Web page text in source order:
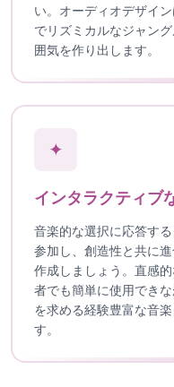
い。オーディオデザイ
でリズミカルなジャン
囲気を作り出します。
✦
インタラクティブ
音楽的な選択に応答す
参加し、創造性と共に
作成しましょう。直感
者でも簡単に使用でき
を求める経験豊富な音
す。